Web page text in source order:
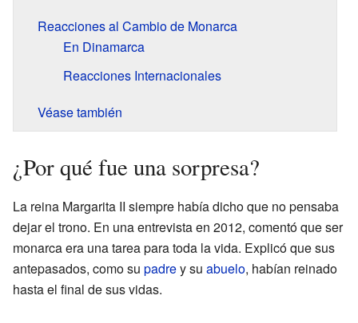
Reacciones al Cambio de Monarca
En Dinamarca
Reacciones Internacionales
Véase también
¿Por qué fue una sorpresa?
La reina Margarita II siempre había dicho que no pensaba
dejar el trono. En una entrevista en 2012, comentó que ser
monarca era una tarea para toda la vida. Explicó que sus
antepasados, como su padrey su abuelo, habían reinado
hasta el final de sus vidas.